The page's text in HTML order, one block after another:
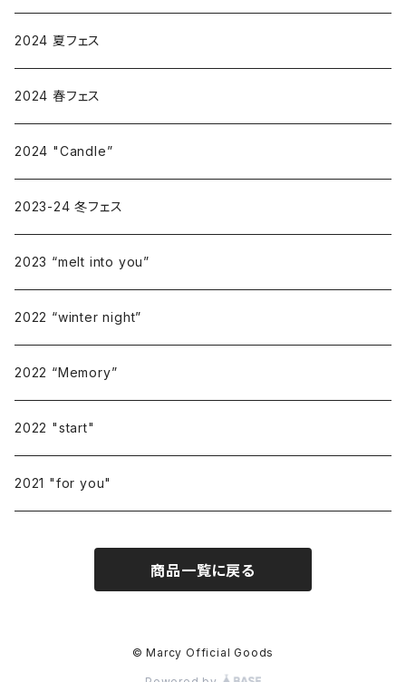
2024 夏フェス
2024 春フェス
2024 "Candle”
2023-24 冬フェス
2023 “melt into you”
2022 “winter night”
2022 “Memory”
2022 "start"
2021 "for you"
商品一覧に戻る
© Marcy Official Goods